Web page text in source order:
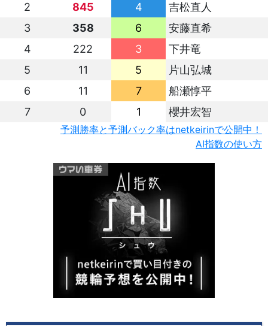
2
845 4
吉松直人
3
358 6
安藤直希
4
222 3
下井竜
5
11 5
片山弘城
6
11 7
船瀬惇平
7
0 1 櫻井宏智
予測勝率と予測バック率はnetkeirinで公開中！
AI指数の使い方